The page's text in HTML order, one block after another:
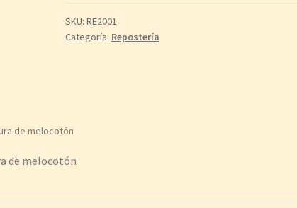
SKU: RE2001
Categoría: Repostería
de melocotón